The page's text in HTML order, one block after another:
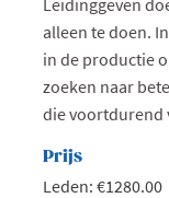
alleen te doen.
in de productie
zoeken naar
die voortdurend
Prijs
Leden: €1280.00